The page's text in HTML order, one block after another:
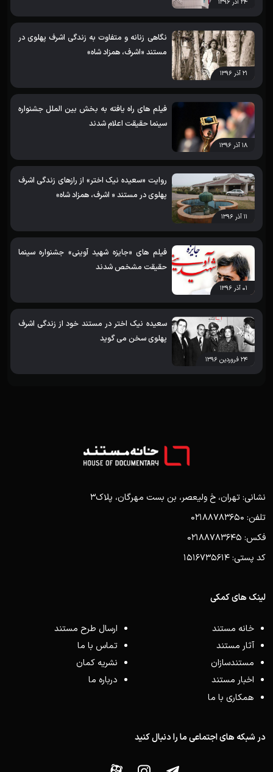
۲۴ آذر ۱۳۹۶
۲۱ آذر ۱۳۹۶
نگاهی زنانه و متفاوت به زندگی اشرف پهلوی در
مستند «اشرف، همزاد شاه»
۱۸ آذر ۱۳۹۶
فیلم های راه یافته به بخش بین الملل جشنواره
سینما حقیقت اعلام شدند
۱۱ آذر ۱۳۹۶
روایت «سعیده نیک اختر» از رازهای زندگی اشرف
پهلوی در مستند « اشرف، همزاد شاه»
۰۱ آذر ۱۳۹۶
فیلم های «جایزه شهید آوینی» جشنواره سینما
حقیقت مشخص شدند
۲۴ فروردین ۱۳۹۶
سعیده نیک اختر در مستند خود از زندگی اشرف
پهلوی سخن می گوید
نشانی: تهران، خ ولیعصر، بن بست مهرگان، پلاک3
تلفن: 02188783650
فکس: 02188783645
کد پستی: 1516735614
لینک های کمکی
خانه مستند
آثار مستند
مستندسازان
اخبار مستند
همکاری با ما
ارسال طرح مستند
تماس با ما
نشریه کمان
درباره ما
در شبکه های اجتماعی ما را دنبال کنید